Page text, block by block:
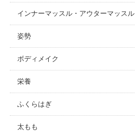
インナーマッスル・アウターマッスル
姿勢
ボディメイク
栄養
ふくらはぎ
太もも